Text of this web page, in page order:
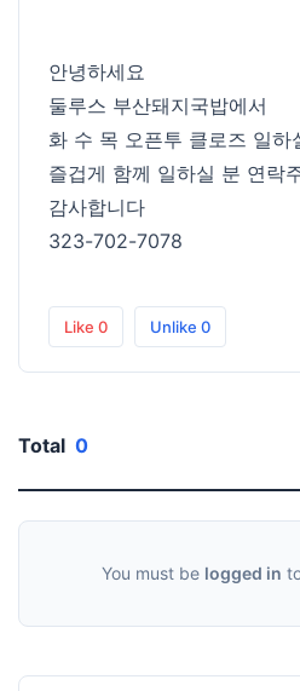
안녕하세요
둘루스 부산돼지국밥에서
화 수 목 오픈투 클로즈 일하
즐겁게 함께 일하실 분 연락
감사합니다
323-702-7078
Like 0 Unlike 0
Total 0
You must be logged in